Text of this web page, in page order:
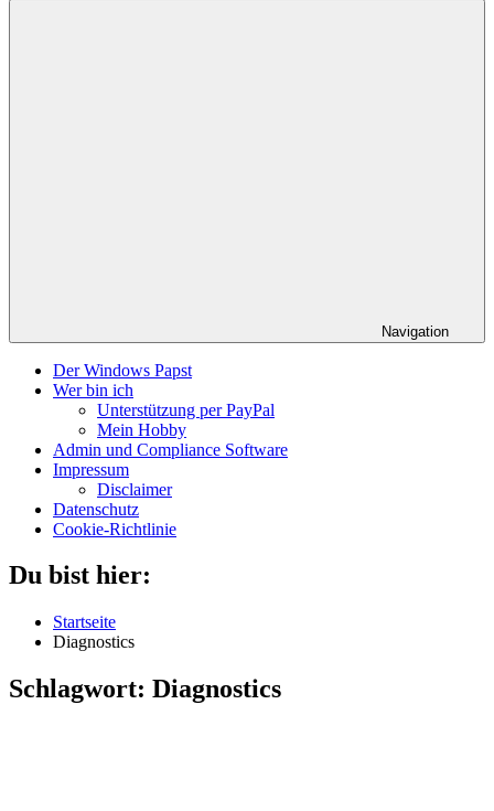
Navigation
Der Windows Papst
Wer bin ich
Unterstützung per PayPal
Mein Hobby
Admin und Compliance Software
Impressum
Disclaimer
Datenschutz
Cookie-Richtlinie
Du bist hier:
Startseite
Diagnostics
Schlagwort: Diagnostics